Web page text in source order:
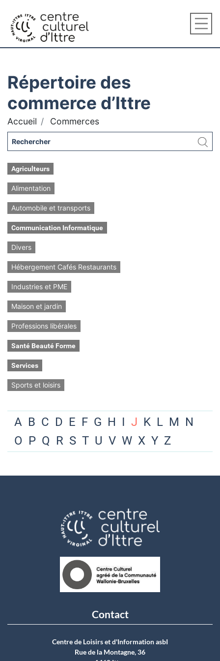
Répertoire des
commerce d’Ittre
Accueil Commerces
Agriculteurs
Alimentation
Automobile et transports
Communication Informatique
Divers
Hébergement Cafés Restaurants
Industries et PME
Maison et jardin
Professions libérales
Santé Beauté Forme
Services
Sports et loisirs
A B C D E F G H I J K L M N
O P Q R S T U V W X Y Z
Contact
Centre de Loisirs et d'Information asbI
Rue de la Montagne, 36